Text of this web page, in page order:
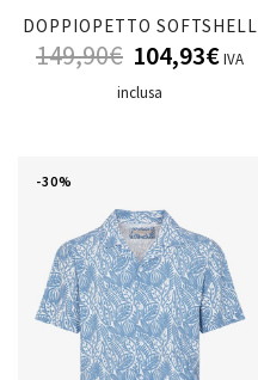
DOPPIOPETTO SOFTSHELL
149,90€ 104,93€IVA
inclusa
-30%